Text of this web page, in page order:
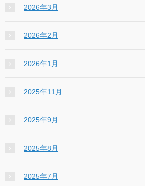
2026年3月
2026年2月
2026年1月
2025年11月
2025年9月
2025年8月
2025年7月